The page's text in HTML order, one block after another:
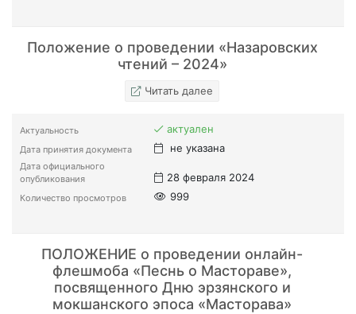
Положение о проведении «Назаровских
чтений – 2024»
Читать далее
Актуальность актуален
Дата принятия документа не указана
Дата официального
опубликования
28 февраля 2024
Количество просмотров 999
ПОЛОЖЕНИЕ о проведении онлайн-
флешмоба «Песнь о Мастораве»,
посвященного Дню эрзянского и
мокшанского эпоса «Масторава»